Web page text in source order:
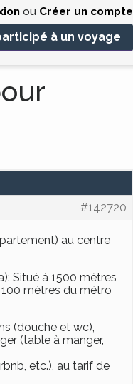
ou Créer un compte
à un voyage
#142720
au centre
Situé à 1500 mètres
100 mètres du métro
(douche et wc),
(table à manger,
etc.), au tarif de